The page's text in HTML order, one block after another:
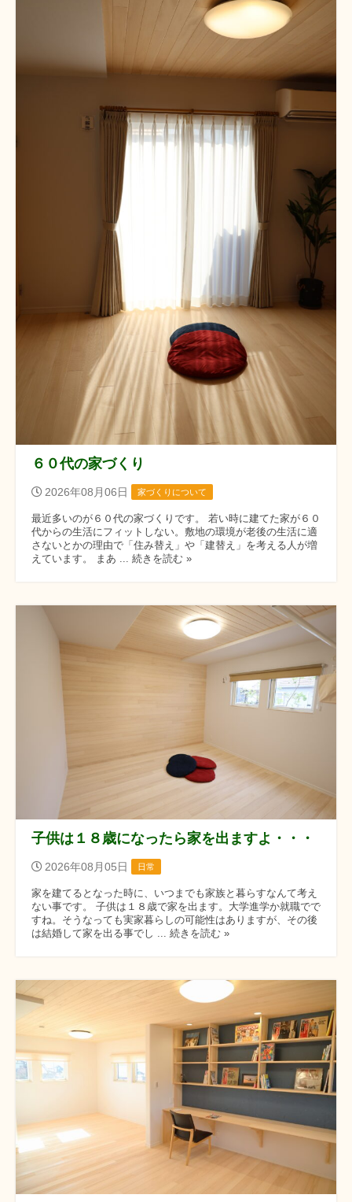
６０代の家づくり
2026年08月06日 家づくりについて
最近多いのが６０代の家づくりです。 若い時に建てた家が６０
代からの生活にフィットしない。敷地の環境が老後の生活に適
さないとかの理由で「住み替え」や「建替え」を考える人が増
えています。 まあ ... 続きを読む »
子供は１８歳になったら家を出ますよ・・・
2026年08月05日 日常
家を建てるとなった時に、いつまでも家族と暮らすなんて考え
ない事です。 子供は１８歳で家を出ます。大学進学か就職でで
すね。そうなっても実家暮らしの可能性はありますが、その後
は結婚して家を出る事でし ... 続きを読む »